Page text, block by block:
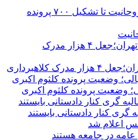
از احضار خرازی به دادگاه ویژه روحانیت تا تشکیل ۷۰۰ پرونده
کلاهبرداری
وضعیت پرونده کلثوم اکبری
گری کنار دادستانی بایستند
اعلام شد